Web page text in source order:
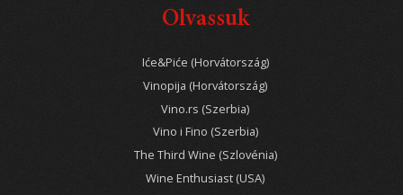
Olvassuk
Iće&Piće (Horvátország)
Vinopija (Horvátország)
Vino.rs (Szerbia)
Vino i Fino (Szerbia)
The Third Wine (Szlovénia)
Wine Enthusiast (USA)